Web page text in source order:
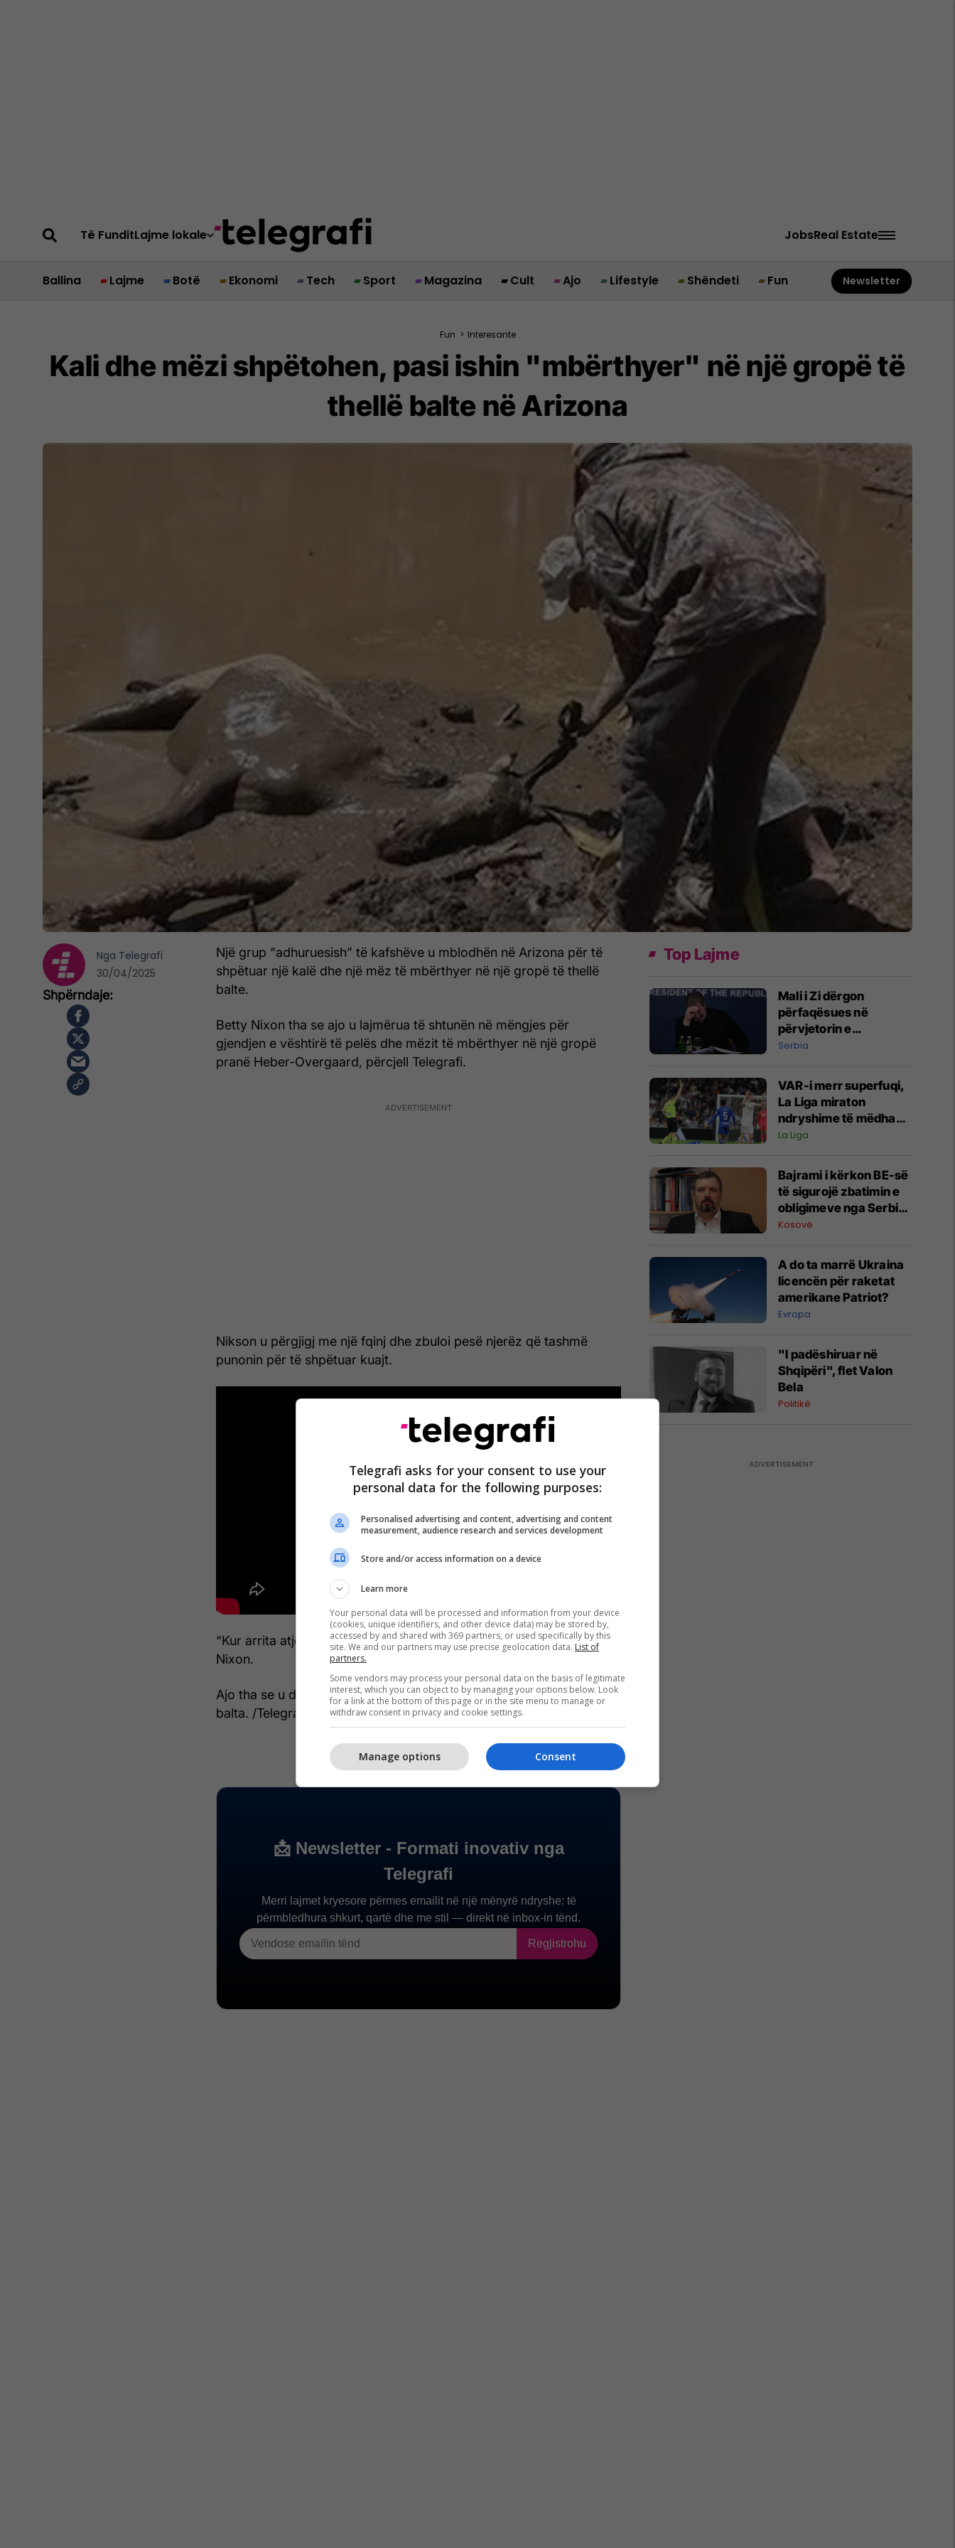
Të FunditLajme lokale JobsReal Estate
Ballina Lajme Botë Ekonomi Tech Sport Magazina Cult Ajo Lifestyle Shëndeti Fun Newsletter
Fun > Interesante
Kali dhe mëzi shpëtohen, pasi ishin "mbërthyer" në një gropë të
thellë balte në Arizona
Një grup “adhuruesish” të kafshëve u mblodhën në Arizona për të
shpëtuar një kalë dhe një mëz të mbërthyer në një gropë të thellë
balte.
Betty Nixon tha se ajo u lajmërua të shtunën në mëngjes për
gjendjen e vështirë të pelës dhe mëzit të mbërthyer në një gropë
pranë Heber-Overgaard, përcjell Telegrafi.
Nikson u përgjigj me një fqinj dhe zbuloi pesë njerëz që tashmë
punonin për të shpëtuar kuajt.
“Kur arrita atje, ata tashmë e kishin nxjerrë mëzin nga balta”, tha
Nixon.
Ajo tha se u desh më shumë se një orë për të nxjerrë pelën nga
balta. /Telegrafi/
Nga Telegrafi
30/04/2025
Top Lajme
Mali i Zi dërgon
përfaqësues në
përvjetorin e
Operacionit “Stuhia”,
Serbia
VAR-i merr superfuqi,
La Liga miraton
ndryshime të mëdha
në rregullat për
La Liga
Bajrami i kërkon BE-së
të sigurojë zbatimin e
obligimeve nga Serbia
për personat e zhdukur
Kosovë
A do ta marrë Ukraina
licencën për raketat
amerikane Patriot?
Evropa
"I padëshiruar në
Shqipëri", flet Valon
Bela
Politikë
Telegrafi asks for your consent to use your
personal data for the following purposes:
Personalised advertising and content, advertising and content
measurement, audience research and services development
Store and/or access information on a device
Learn more
Your personal data will be processed and information from your device
(cookies, unique identifiers, and other device data) may be stored by,
accessed by and shared with 369 partners, or used specifically by this
site. We and our partners may use precise geolocation data. List of
partners.
Some vendors may process your personal data on the basis of legitimate
interest, which you can object to by managing your options below. Look
for a link at the bottom of this page or in the site menu to manage or
withdraw consent in privacy and cookie settings.
Consent
Manage options